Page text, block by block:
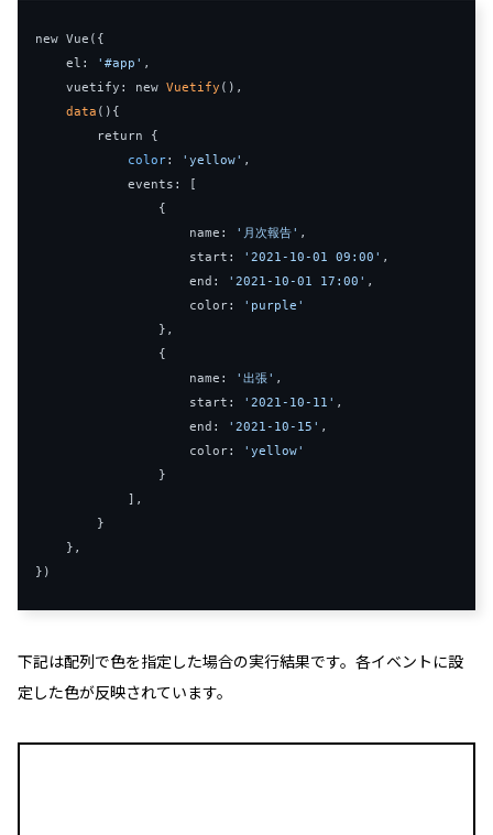
new Vue ({
    el
: '#app' ,
    vuetify
: new Vuetify (),
data (){
return
{
color: 'yellow' ,
            events
:
[
{
                    name
: '月次報告' ,
                    start
: '2021-10-01 09:00' ,
end : '2021-10-01 17:00' ,
                    color
:
'purple'
},
{
                    name
: '出張' ,
                    start
: '2021-10-11' ,
end : '2021-10-15' ,
                    color
:
'yellow'
}
],
}
},
})
下記は配列で色を指定した場合の実行結果です。各イベントに設
定した色が反映されています。